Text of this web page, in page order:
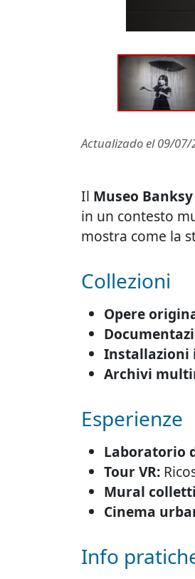
Actualizado el09/07/
Il Museo
in un contesto
mostra come la
Collezioni
Opere
Installazioni
Archivi
Esperienze
Laboratorio
Tour VR:
Mural
Cinema
Info